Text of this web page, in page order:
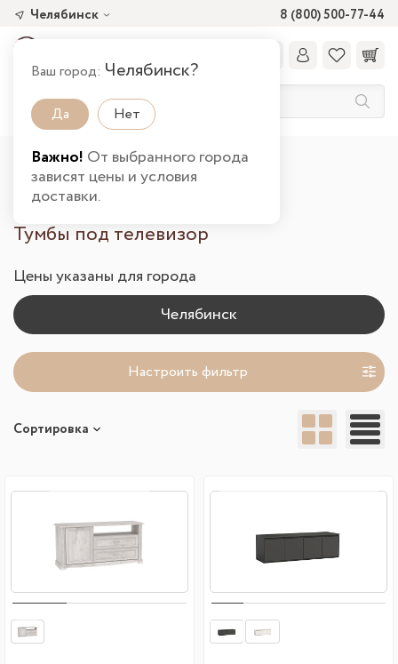
8 (800) 500-77-44
Челябинск
Ваш город: Челябинск?
Да Нет
Важно! От выбранного города
зависят цены и условия
доставки.
Главная Каталог товаров
Гостиная
Тумбы под ТВ в Челябинске
Тумбы под телевизор
Цены указаны для города
Настроить фильтр
Сортировка